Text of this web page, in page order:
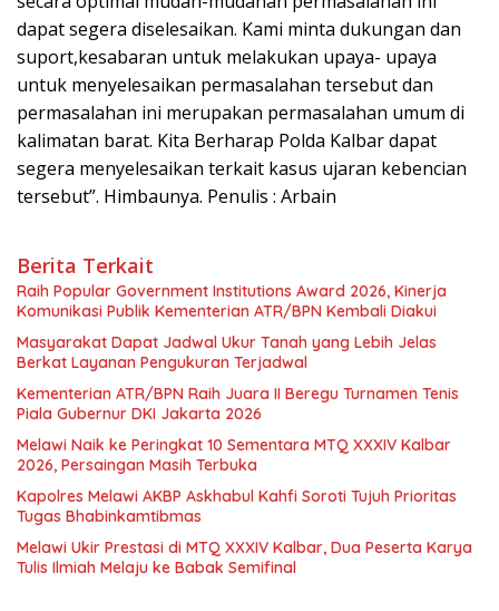
dapat segera diselesaikan. Kami minta dukungan dan
suport,kesabaran untuk melakukan upaya- upaya
untuk menyelesaikan permasalahan tersebut dan
permasalahan ini merupakan permasalahan umum di
kalimatan barat. Kita Berharap Polda Kalbar dapat
segera menyelesaikan terkait kasus ujaran kebencian
tersebut”. Himbaunya. Penulis : Arbain
Berita Terkait
Raih Popular Government Institutions Award 2026, Kinerja
Komunikasi Publik Kementerian ATR/BPN Kembali Diakui
Masyarakat Dapat Jadwal Ukur Tanah yang Lebih Jelas
Berkat Layanan Pengukuran Terjadwal
Kementerian ATR/BPN Raih Juara II Beregu Turnamen Tenis
Piala Gubernur DKI Jakarta 2026
Melawi Naik ke Peringkat 10 Sementara MTQ XXXIV Kalbar
2026, Persaingan Masih Terbuka
Kapolres Melawi AKBP Askhabul Kahfi Soroti Tujuh Prioritas
Tugas Bhabinkamtibmas
Melawi Ukir Prestasi di MTQ XXXIV Kalbar, Dua Peserta Karya
Tulis Ilmiah Melaju ke Babak Semifinal